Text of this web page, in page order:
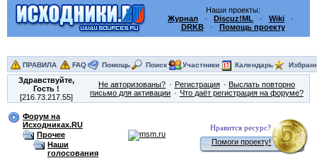
Наши проекты:
Журнал · Discuz!ML · Wiki ·
DRKB· Помощь проекту
ПРАВИЛА FAQ Помощь Поиск Участники Календарь
Здравствуйте,
Гость!
[216.73.217.55]
Не авторизованы? Регистрация
Выслать повторно
письмо для активации
Что даёт регистрация на форуме?
Форум на
Исходниках.RU
Прочее
Наши
голосования
Нравится ресурс?
Помоги проекту!